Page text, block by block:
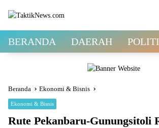
BERANDA DAERAH
Beranda Ekonomi & Bisnis
Ekonomi & Bisnis
Rute Pekanbaru-Gunungsitoli